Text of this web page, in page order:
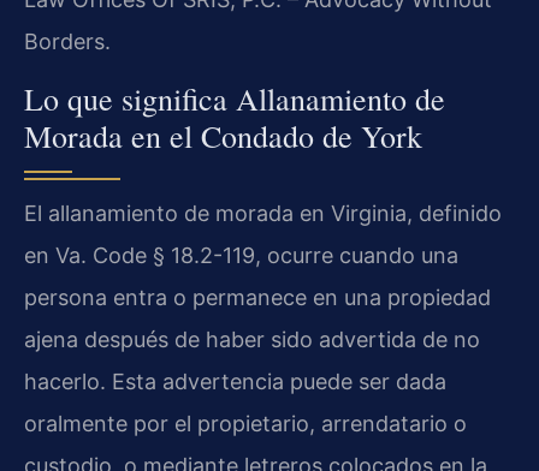
Borders.
Lo que significa Allanamiento de
Morada en el Condado de York
El allanamiento de morada en Virginia, definido
en Va. Code § 18.2-119, ocurre cuando una
persona entra o permanece en una propiedad
ajena después de haber sido advertida de no
hacerlo. Esta advertencia puede ser dada
oralmente por el propietario, arrendatario o
custodio, o mediante letreros colocados en la